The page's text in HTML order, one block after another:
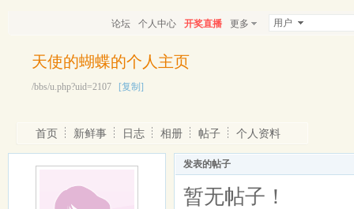
论坛 个人中心 开奖直播 更多 用户
天使的蝴蝶的个人主页
/bbs/u.php?uid=2107 [复制]
首页 新鲜事 日志 相册 帖子 个人资料
发表的帖子
暂无帖子！